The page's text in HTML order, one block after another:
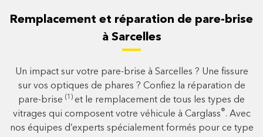
Remplacement et réparation de pare-brise
à Sarcelles
Un impact sur votre pare-brise à Sarcelles ? Une fissure
sur vos optiques de phares ? Confiez la réparation de
pare-brise (1) et le remplacement de tous les types de
vitrages qui composent votre véhicule à Carglass®. Avec
nos équipes d’experts spécialement formés pour ce type